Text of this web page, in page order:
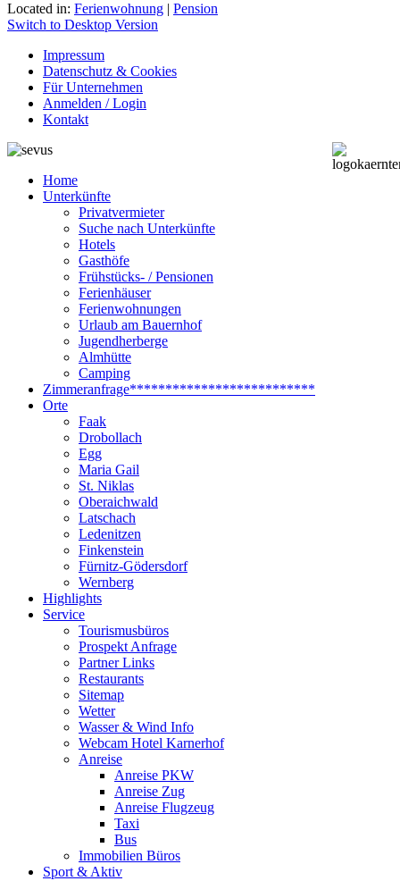
Located in: Ferienwohnung | Pension
Switch to Desktop Version
Impressum
Datenschutz & Cookies
Für Unternehmen
Anmelden / Login
Kontakt
Home
Unterkünfte
Privatvermieter
Suche nach Unterkünfte
Hotels
Gasthöfe
Frühstücks- / Pensionen
Ferienhäuser
Ferienwohnungen
Urlaub am Bauernhof
Jugendherberge
Almhütte
Camping
Zimmeranfrage**************************
Orte
Faak
Drobollach
Egg
Maria Gail
St. Niklas
Oberaichwald
Latschach
Ledenitzen
Finkenstein
Fürnitz-Gödersdorf
Wernberg
Highlights
Service
Tourismusbüros
Prospekt Anfrage
Partner Links
Restaurants
Sitemap
Wetter
Wasser & Wind Info
Webcam Hotel Karnerhof
Anreise
Anreise PKW
Anreise Zug
Anreise Flugzeug
Taxi
Bus
Immobilien Büros
Sport & Aktiv